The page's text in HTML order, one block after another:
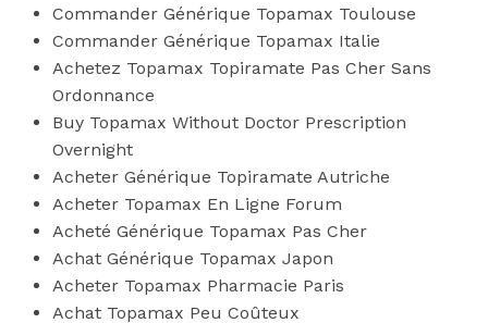
Commander Générique Topamax Toulouse
Commander Générique Topamax Italie
Achetez Topamax Topiramate Pas Cher Sans
Ordonnance
Buy Topamax Without Doctor Prescription
Overnight
Acheter Générique Topiramate Autriche
Acheter Topamax En Ligne Forum
Acheté Générique Topamax Pas Cher
Achat Générique Topamax Japon
Acheter Topamax Pharmacie Paris
Achat Topamax Peu Coûteux